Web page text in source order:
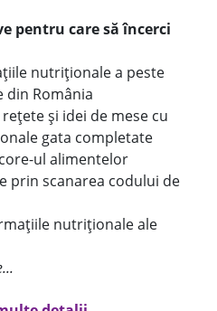
pentru care să încerci
nutriționale a peste
din România
și idei de mese cu
gata completate
ul alimentelor
prin scanarea codului de
nutriționale ale